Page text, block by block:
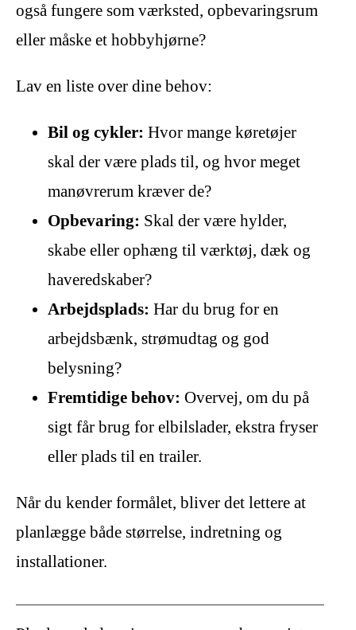
også fungere som værksted, opbevaringsrum
eller måske et hobbyhjørne?
Lav en liste over dine behov:
Bil og cykler: Hvor mange køretøjer
skal der være plads til, og hvor meget
manøvrerum kræver de?
Opbevaring: Skal der være hylder,
skabe eller ophæng til værktøj, dæk og
haveredskaber?
Arbejdsplads: Har du brug for en
arbejdsbænk, strømudtag og god
belysning?
Fremtidige behov: Overvej, om du på
sigt får brug for elbilslader, ekstra fryser
eller plads til en trailer.
Når du kender formålet, bliver det lettere at
planlægge både størrelse, indretning og
installationer.